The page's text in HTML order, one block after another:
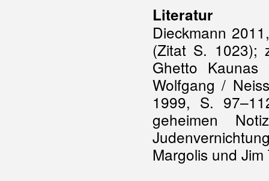
Literatur
Dieckmann
(Zitat S. 1023);
Ghetto
Wolfgang /
1999, S.
geheimen
Margolis und